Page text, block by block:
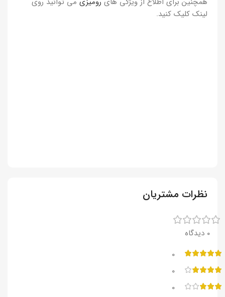
لینک کلیک کنید.
نظرات مشتریان
‫۰ دیدگاه
۰
۰
۰